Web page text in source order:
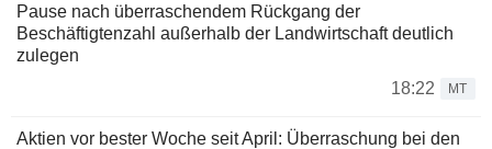
Pause nach überraschendem Rückgang der
Beschäftigtenzahl außerhalb der Landwirtschaft deutlich
zulegen
18:22
MT
Aktien vor bester Woche seit April: Überraschung bei den